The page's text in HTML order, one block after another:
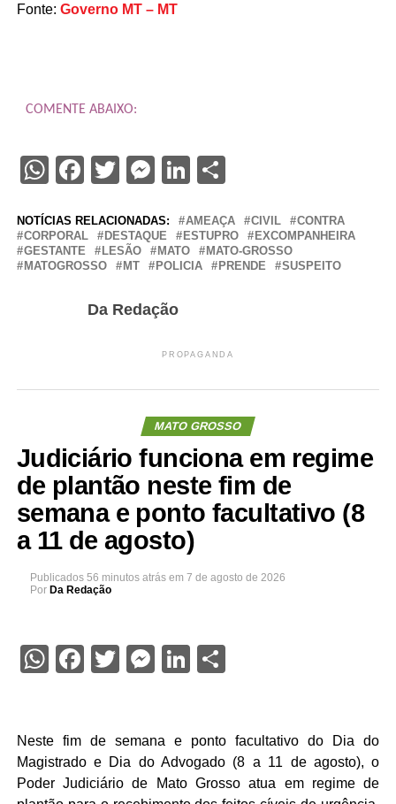
Fonte: Governo MT – MT
COMENTE ABAIXO:
WhatsApp
Facebook
Twitter
Messenger
LinkedIn
Share
NOTÍCIAS RELACIONADAS: AMEAÇA CIVIL
CONTRA
CORPORAL
DESTAQUE ESTUPRO
EXCOMPANHEIRA
GESTANTE
LESÃO MATO
MATO-GROSSO
MATOGROSSO
MT POLICIA PRENDE SUSPEITO
Da Redação
PROPAGANDA
MATO GROSSO
Judiciário funciona em regime
de plantão neste fim de
semana e ponto facultativo (8
a 11 de agosto)
Publicados 56 minutos atrás em 7 de agosto de 2026
Por Da Redação
WhatsApp
Facebook
Twitter
Messenger
LinkedIn
Share
Neste fim de semana e ponto facultativo do Dia do
Magistrado e Dia do Advogado (8 a 11 de agosto), o
Poder Judiciário de Mato Grosso atua em regime de